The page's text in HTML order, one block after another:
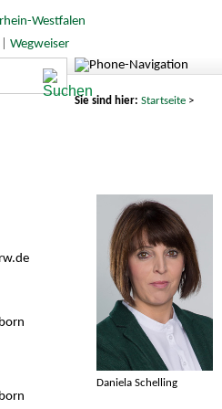
Wegweiser
Sie sind hier: Startseite>
Daniela Schelling